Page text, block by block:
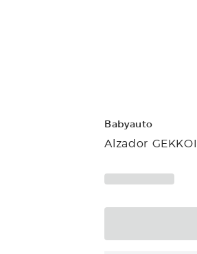
Babyauto
Alzador